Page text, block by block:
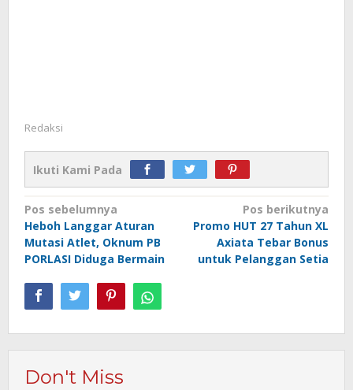
Redaksi
Ikuti Kami Pada
Navigasi
pos
Pos sebelumnya
Heboh Langgar Aturan
Mutasi Atlet, Oknum PB
PORLASI Diduga Bermain
Pos berikutnya
Promo HUT 27 Tahun XL
Axiata Tebar Bonus
untuk Pelanggan Setia
Don't Miss